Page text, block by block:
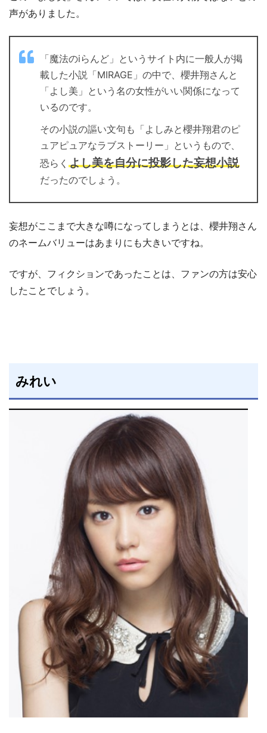
声がありました。
「魔法のiらんど」というサイト内に一般人が掲
載した小説「MIRAGE」の中で、櫻井翔さんと
「よし美」という名の女性がいい関係になって
いるのです。
その小説の謳い文句も「よしみと櫻井翔君のピ
ュアピュアなラブストーリー」というもので、
恐らく よし美を自分に投影した妄想小説
だったのでしょう。
妄想がここまで大きな噂になってしまうとは、櫻井翔さん
のネームバリューはあまりにも大きいですね。
ですが、フィクションであったことは、ファンの方は安心
したことでしょう。
みれい